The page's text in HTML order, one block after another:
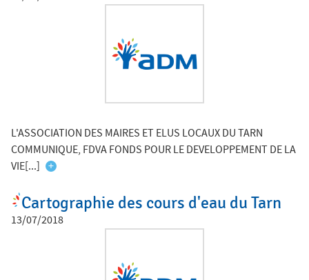
L'ASSOCIATION DES MAIRES ET ELUS LOCAUX DU TARN
COMMUNIQUE, FDVA FONDS POUR LE DEVELOPPEMENT DE LA
VIE[...]
+
Cartographie des cours d'eau du Tarn
13/07/2018